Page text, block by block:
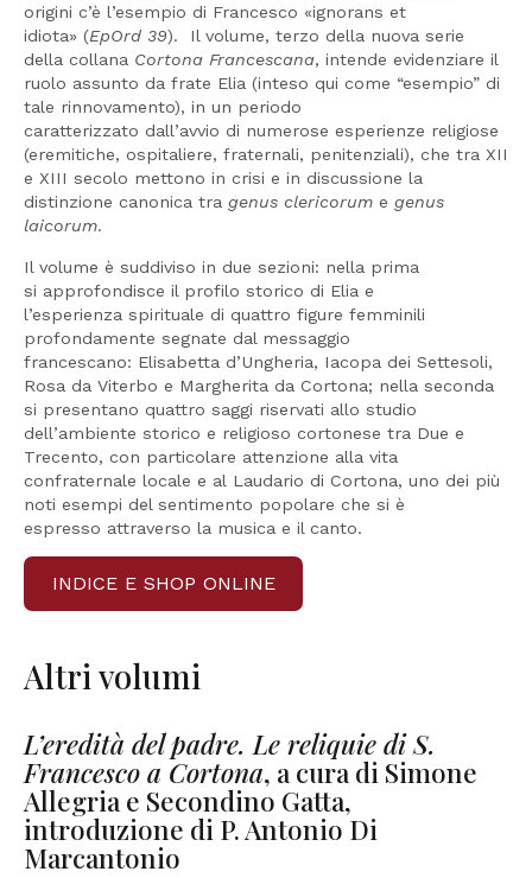
origini c’è l’esempio di Francesco «ignorans et
idiota» (EpOrd 39). Il volume, terzo della nuova serie
della collana Cortona Francescana, intende evidenziare il
ruolo assunto da frate Elia (inteso qui come “esempio” di
tale rinnovamento), in un periodo
caratterizzato dall’avvio di numerose esperienze religiose
(eremitiche, ospitaliere, fraternali, penitenziali), che tra XII
e XIII secolo mettono in crisi e in discussione la
distinzione canonica tra genus clericorum e genus
laicorum.
Il volume è suddiviso in due sezioni: nella prima
si approfondisce il profilo storico di Elia e
l’esperienza spirituale di quattro figure femminili
profondamente segnate dal messaggio
francescano: Elisabetta d’Ungheria, Iacopa dei Settesoli,
Rosa da Viterbo e Margherita da Cortona; nella seconda
si presentano quattro saggi riservati allo studio
dell’ambiente storico e religioso cortonese tra Due e
Trecento, con particolare attenzione alla vita
confraternale locale e al Laudario di Cortona, uno dei più
noti esempi del sentimento popolare che si è
espresso attraverso la musica e il canto.
INDICE E SHOP ONLINE
Altri volumi
L’eredità del padre. Le reliquie di S.
Francesco a Cortona, a cura di Simone
Allegria e Secondino Gatta,
introduzione di P. Antonio Di
Marcantonio